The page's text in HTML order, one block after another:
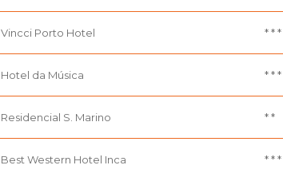
Vincci Porto Hotel * *
Hotel da Música * *
Residencial S. Marino * *
Best Western Hotel Inca * *